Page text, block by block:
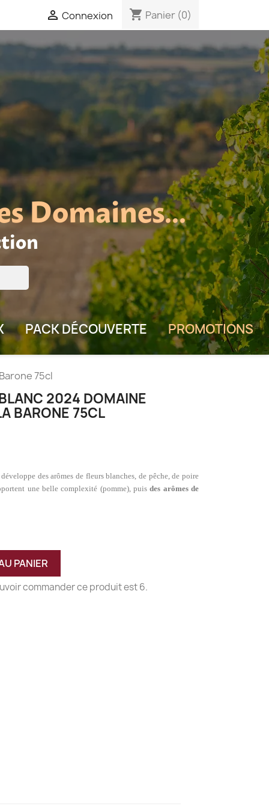
 Connexion shopping_cart Panier (0)
Domaines...
PACK DÉCOUVERTE PROMOTIONS
75cl
2024 DOMAINE
BARONE 75CL
des arômes de fleurs blanches, de pêche, de poire
une belle complexité (pomme), puisdes arômes de
PANIER
commander ce produit est 6.